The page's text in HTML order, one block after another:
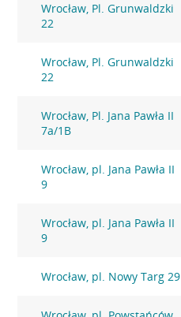
Wrocław, Pl. Grunwaldzki
22
Wrocław, Pl. Grunwaldzki
22
Wrocław, Pl. Jana Pawła II
7a/1B
Wrocław, pl. Jana Pawła II
9
Wrocław, pl. Jana Pawła II
9
Wrocław, pl. Nowy Targ 29